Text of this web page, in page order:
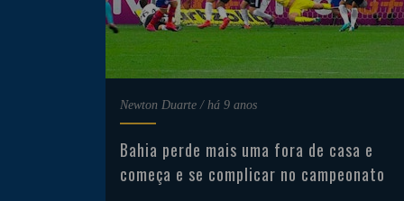
Newton Duarte / há 9 anos
Bahia perde mais uma fora de casa e
começa e se complicar no campeonato